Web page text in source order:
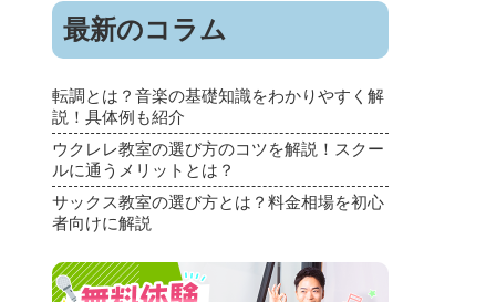
最新のコラム
転調とは？音楽の基礎知識をわかりやすく解
説！具体例も紹介
ウクレレ教室の選び方のコツを解説！スクー
ルに通うメリットとは？
サックス教室の選び方とは？料金相場を初心
者向けに解説